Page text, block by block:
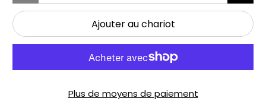
Ajouter au chariot
Plus de moyens de paiement